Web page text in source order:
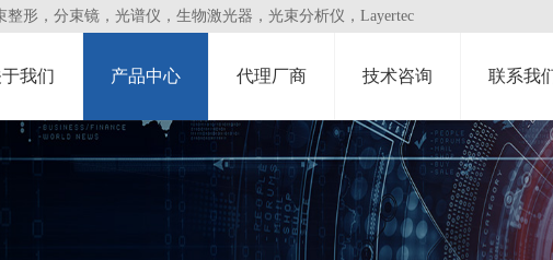
形，分束镜，光谱仪，生物激光器，光束分析仪，Layertec
我们 产品中心 代理厂商 技术咨询 联系我